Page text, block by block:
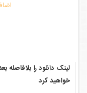
لینک دانلود را بلافاصله
خواهید کرد